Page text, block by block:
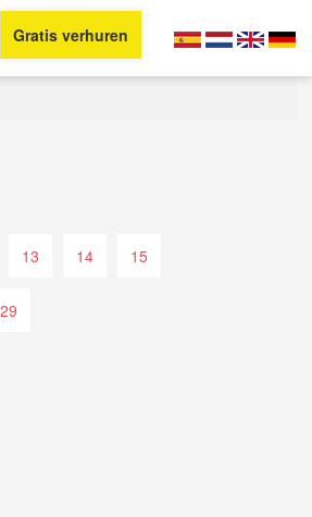
Gratis verhuren
13 14 15
29